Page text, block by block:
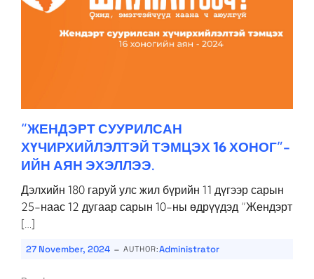
“ЖЕНДЭРТ СУУРИЛСАН
ХҮЧИРХИЙЛЭЛТЭЙ ТЭМЦЭХ 16 ХОНОГ”-
ИЙН АЯН ЭХЭЛЛЭЭ.
Дэлхийн 180 гаруй улс жил бүрийн 11 дүгээр сарын
25-наас 12 дугаар сарын 10-ны өдрүүдэд “Жендэрт
[…]
27 November, 2024 - AUTHOR:Administrator